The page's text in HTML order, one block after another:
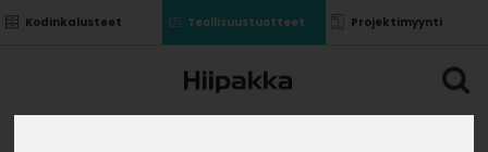
Kodinkalusteet Teollisuustuotteet Projektimyynti